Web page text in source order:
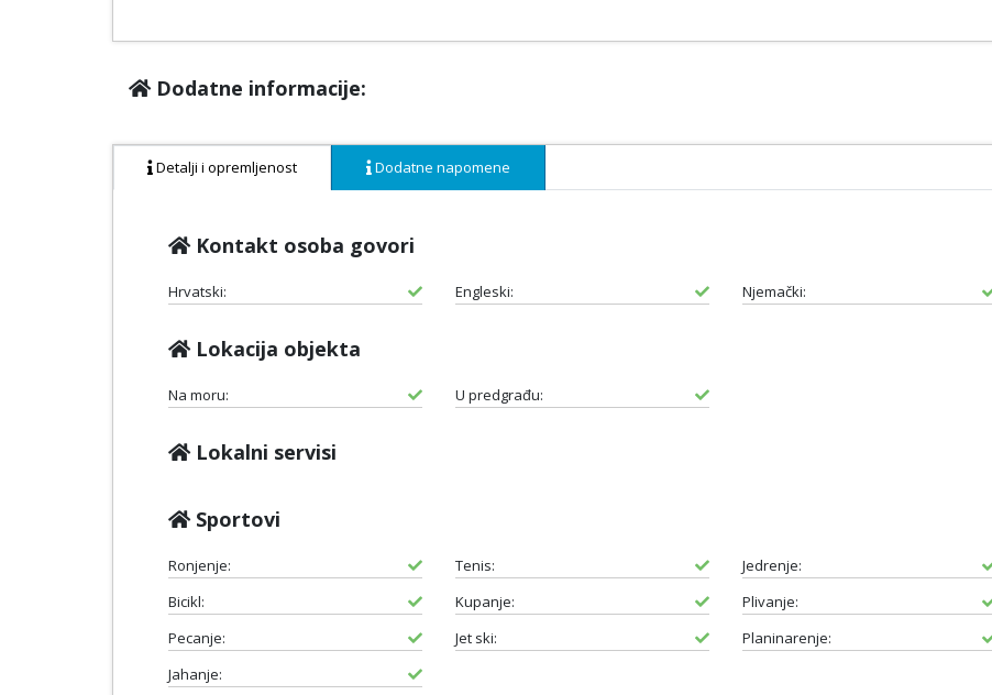
Dodatne informacije:
Detalji i opremljenost Dodatne napomene
Kontakt osoba govori
Hrvatski: Engleski: Njemački:
Lokacija objekta
Na moru: U predgrađu:
Lokalni servisi
Sportovi
Ronjenje: Tenis:
Jedrenje:
Bicikl:
Kupanje:
Plivanje:
Pecanje:
Jet ski:
Planinarenje:
Jahanje: